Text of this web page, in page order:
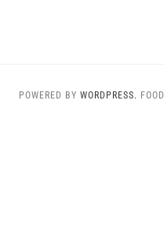
POWERED BY WORDPRESS.